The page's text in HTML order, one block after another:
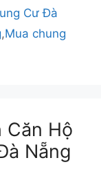
Cư Đà
,Mua chung
Căn Hộ
Nẵng